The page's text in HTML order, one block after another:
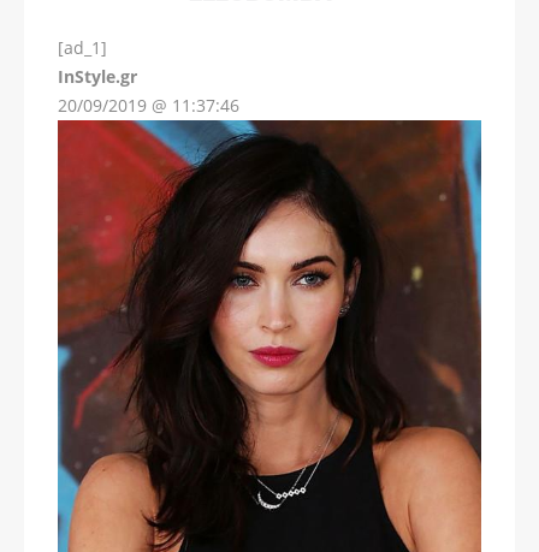
[ad_1]
InStyle.gr
20/09/2019 @ 11:37:46